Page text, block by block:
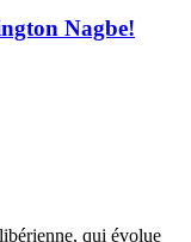
Nagbe!
qui évolue